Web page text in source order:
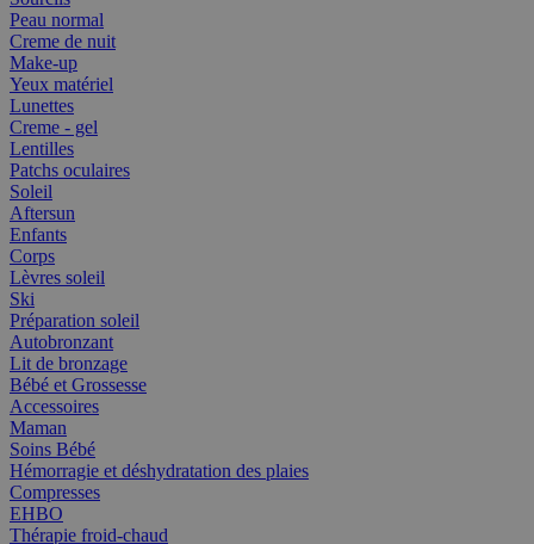
Peau normal
Creme de nuit
Make-up
Yeux matériel
Lunettes
Creme - gel
Lentilles
Patchs oculaires
Soleil
Aftersun
Enfants
Corps
Lèvres soleil
Ski
Préparation soleil
Autobronzant
Lit de bronzage
Bébé et Grossesse
Accessoires
Maman
Soins Bébé
Hémorragie et déshydratation des plaies
Compresses
EHBO
Thérapie froid-chaud